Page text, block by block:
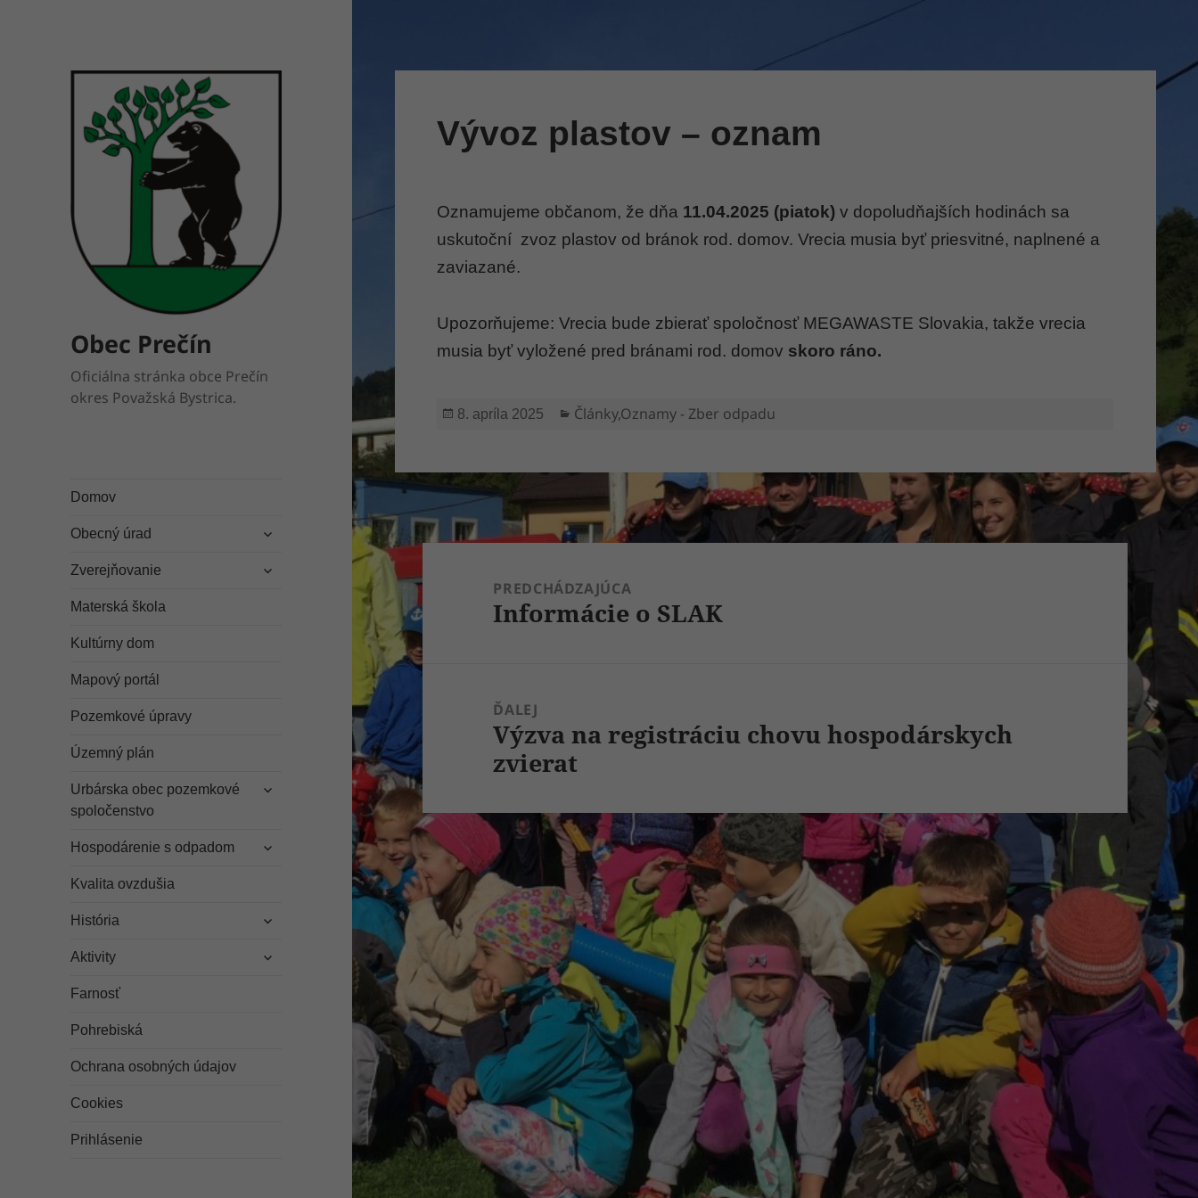
Obec Prečín
Oficiálna stránka obce Prečín
okres Považská Bystrica.
Domov
Obecný úrad
rozbaliť
menu
Zverejňovanie
rozbaliť
Materská škola
Kultúrny dom
Mapový portál
Pozemkové úpravy
Územný plán
Urbárska obec pozemkové
spoločenstvo
rozbaliť
Hospodárenie s odpadom
rozbaliť
Kvalita ovzdušia
História
rozbaliť
menu
Aktivity
rozbaliť
Farnosť
Pohrebiská
Ochrana osobných údajov
Cookies
Prihlásenie
Vývoz plastov – oznam
Oznamujeme občanom, že dňa 11.04.2025 (piatok) v dopoludňajších hodinách sa
uskutoční zvoz plastov od bránok rod. domov. Vrecia musia byť priesvitné, naplnené a
zaviazané.
Upozorňujeme: Vrecia bude zbierať spoločnosť MEGAWASTE Slovakia, takže vrecia
musia byť vyložené pred bránami rod. domov skoro ráno.
Publikované
8. apríla 2025 Kategórie
Články,Oznamy - Zber odpadu
v
článku
PREDCHÁDZAJÚCA
Predchádzajúci
Informácie o SLAK
ĎALEJ
Ďalší
článok:
Výzva na registráciu chovu hospodárskych
zvierat